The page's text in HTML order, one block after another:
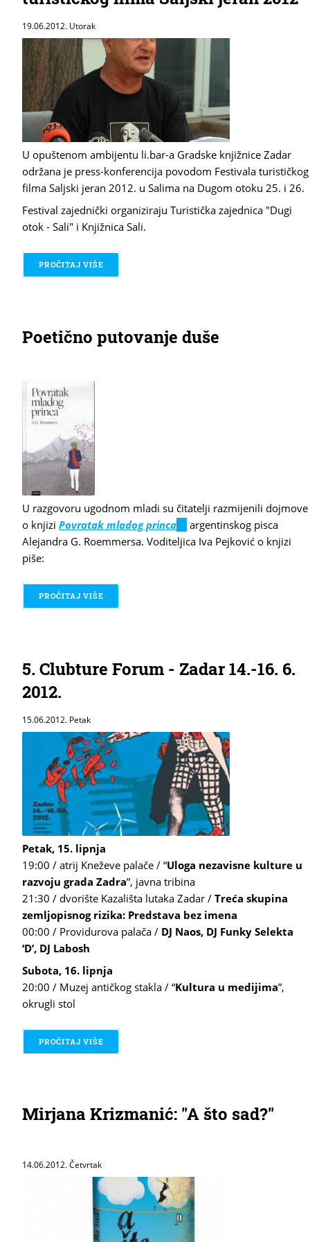
19.06.2012. Utorak
U opuštenom ambijentu li.bar-a Gradske knjižnice Zadar
održana je press-konferencija povodom Festivala turističkog
filma Saljski jeran 2012. u Salima na Dugom otoku 25. i 26.
Festival zajednički organiziraju Turistička zajednica "Dugi
otok - Sali" i Knjižnica Sali.
PROČITAJ VIŠE
Poetično putovanje duše
U razgovoru ugodnom mladi su čitatelji razmijenili dojmove
o knjizi Povratak mladog princa (link
is
argentinskog pisca
Alejandra G. Roemmersa. Voditeljica Iva Pejković o knjizi
piše:
PROČITAJ VIŠE
5. Clubture Forum - Zadar 14.-16. 6.
2012.
15.06.2012. Petak
Petak, 15. lipnja
19:00 / atrij Kneževe palače / “Uloga nezavisne kulture u
razvoju grada Zadra”, javna tribina
21:30 / dvorište Kazališta lutaka Zadar / Treća skupina
zemljopisnog rizika: Predstava bez imena
00:00 / Providurova palača / DJ Naos, DJ Funky Selekta
‘D’, DJ Labosh
Subota, 16. lipnja
20:00 / Muzej antičkog stakla / “Kultura u medijima”,
okrugli stol
PROČITAJ VIŠE
Mirjana Krizmanić: "A što sad?"
14.06.2012. Četvrtak